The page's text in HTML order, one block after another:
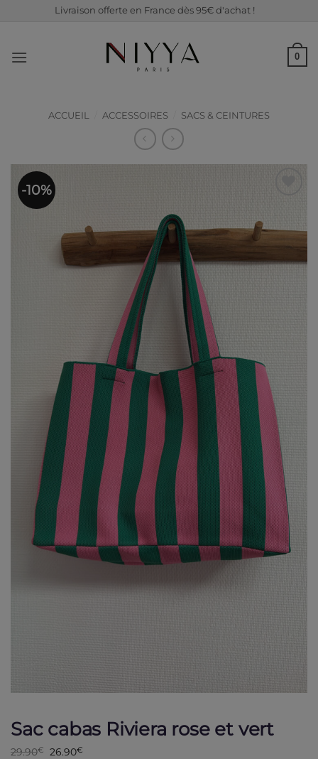
Livraison offerte en France dès 95€ d'achat !
0
ACCUEIL ACCESSOIRES SACS & CEINTURES
-10%
liste de
Sac cabas Riviera rose et vert
29.90€ Le
26.90€